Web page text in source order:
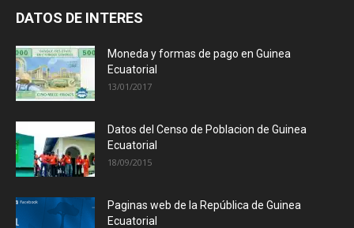
DATOS DE INTERES
Moneda y formas de pago en Guinea
Ecuatorial
13/01/2017
Datos del Censo de Poblacion de Guinea
Ecuatorial
18/09/2015
Paginas web de la República de Guinea
Ecuatorial